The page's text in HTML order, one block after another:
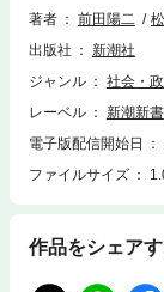
ジ、情報漏洩の防ぎ
著者 前田陽二
出版社
新潮社
ジャンル
社会・
レーベル
新潮新書
電子版配信開始日
ファイルサイズ
作品をシェア